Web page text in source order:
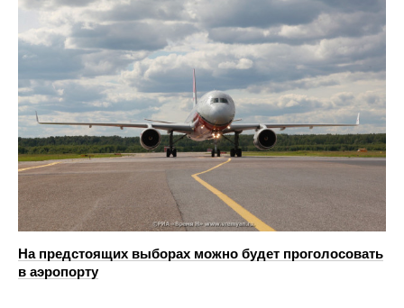
На предстоящих выборах можно будет проголосовать
в аэропорту